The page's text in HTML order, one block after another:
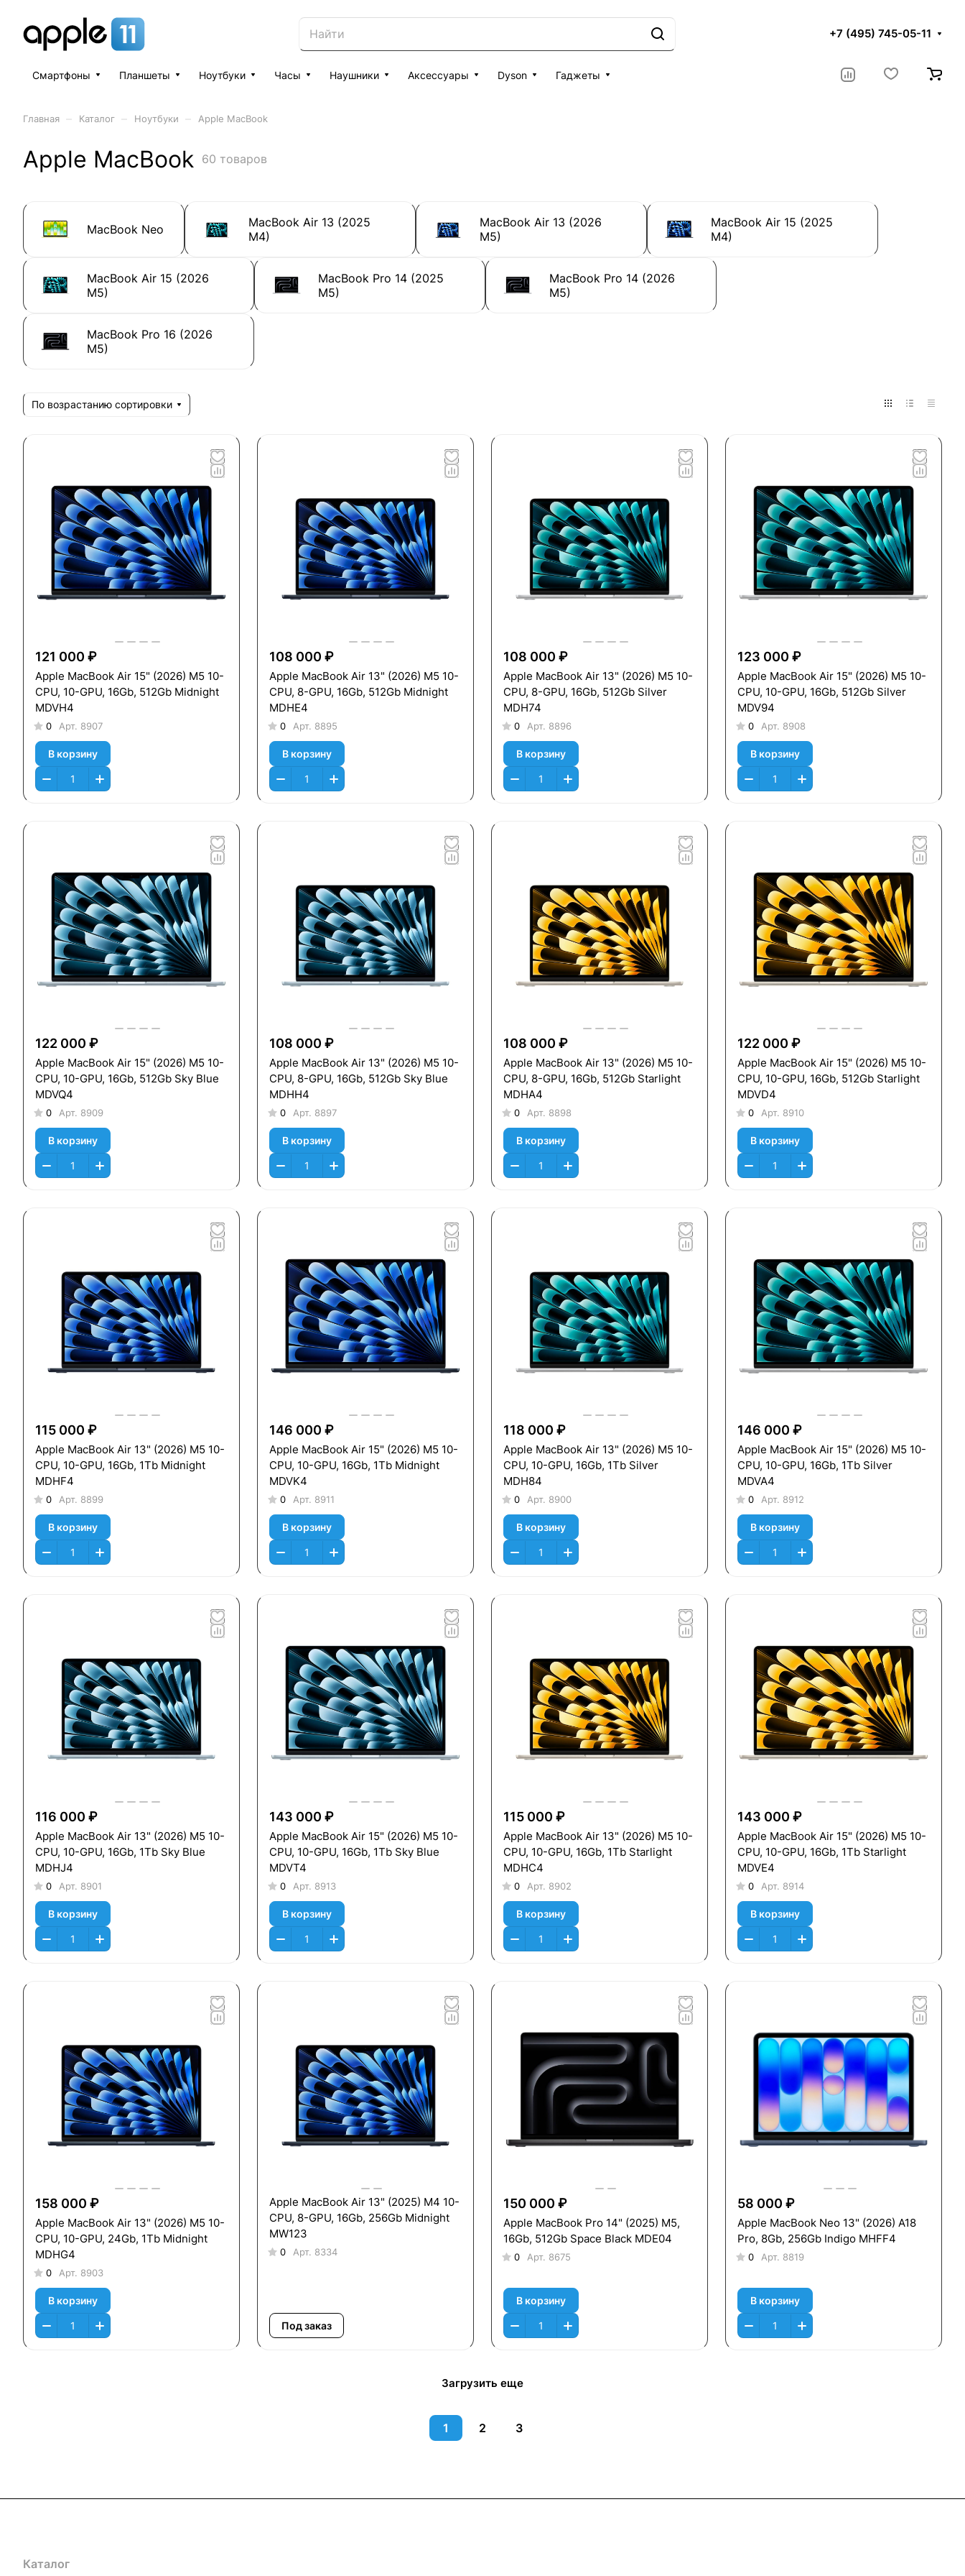
+7 (495) 745-05-11
Смартфоны Планшеты Ноутбуки Часы Наушники Аксессуары Dyson Гаджеты
Главная Каталог Ноутбуки Apple MacBook
Apple MacBook 60 товаров
MacBook Neo
MacBook Air 13 (2025
M4)
MacBook Air 13 (2026
M5)
MacBook Air 15 (2025
M4)
MacBook Air 15 (2026
M5)
MacBook Pro 14 (2025
M5)
MacBook Pro 14 (2026
M5)
MacBook Pro 16 (2026
M5)
По возрастанию сортировки
121 000 ₽
Apple MacBook Air 15" (2026) M5 10-
CPU, 10-GPU, 16Gb, 512Gb Midnight
MDVH4
0 Арт. 8907
В корзину
108 000 ₽
Apple MacBook Air 13" (2026) M5 10-
CPU, 8-GPU, 16Gb, 512Gb Midnight
MDHE4
0 Арт. 8895
В корзину
108 000 ₽
Apple MacBook Air 13" (2026) M5 10-
CPU, 8-GPU, 16Gb, 512Gb Silver
MDH74
0 Арт. 8896
В корзину
123 000 ₽
Apple MacBook Air 15" (2026) M5 10-
CPU, 10-GPU, 16Gb, 512Gb Silver
MDV94
0 Арт. 8908
В корзину
122 000 ₽
Apple MacBook Air 15" (2026) M5 10-
CPU, 10-GPU, 16Gb, 512Gb Sky Blue
MDVQ4
0 Арт. 8909
В корзину
108 000 ₽
Apple MacBook Air 13" (2026) M5 10-
CPU, 8-GPU, 16Gb, 512Gb Sky Blue
MDHH4
0 Арт. 8897
В корзину
108 000 ₽
Apple MacBook Air 13" (2026) M5 10-
CPU, 8-GPU, 16Gb, 512Gb Starlight
MDHA4
0 Арт. 8898
В корзину
122 000 ₽
Apple MacBook Air 15" (2026) M5 10-
CPU, 10-GPU, 16Gb, 512Gb Starlight
MDVD4
0 Арт. 8910
В корзину
115 000 ₽
Apple MacBook Air 13" (2026) M5 10-
CPU, 10-GPU, 16Gb, 1Tb Midnight
MDHF4
0 Арт. 8899
В корзину
146 000 ₽
Apple MacBook Air 15" (2026) M5 10-
CPU, 10-GPU, 16Gb, 1Тb Midnight
MDVK4
0 Арт. 8911
В корзину
118 000 ₽
Apple MacBook Air 13" (2026) M5 10-
CPU, 10-GPU, 16Gb, 1Tb Silver
MDH84
0 Арт. 8900
В корзину
146 000 ₽
Apple MacBook Air 15" (2026) M5 10-
CPU, 10-GPU, 16Gb, 1Тb Silver
MDVA4
0 Арт. 8912
В корзину
116 000 ₽
Apple MacBook Air 13" (2026) M5 10-
CPU, 10-GPU, 16Gb, 1Тb Sky Blue
MDHJ4
0 Арт. 8901
В корзину
143 000 ₽
Apple MacBook Air 15" (2026) M5 10-
CPU, 10-GPU, 16Gb, 1Тb Sky Blue
MDVT4
0 Арт. 8913
В корзину
115 000 ₽
Apple MacBook Air 13" (2026) M5 10-
CPU, 10-GPU, 16Gb, 1Тb Starlight
MDHC4
0 Арт. 8902
В корзину
143 000 ₽
Apple MacBook Air 15" (2026) M5 10-
CPU, 10-GPU, 16Gb, 1Тb Starlight
MDVE4
0 Арт. 8914
В корзину
158 000 ₽
Apple MacBook Air 13" (2026) M5 10-
CPU, 10-GPU, 24Gb, 1Тb Midnight
MDHG4
0 Арт. 8903
В корзину
Apple MacBook Air 13" (2025) M4 10-
CPU, 8-GPU, 16Gb, 256Gb Midnight
MW123
0 Арт. 8334
Под заказ
150 000 ₽
Apple MacBook Pro 14" (2025) M5,
16Gb, 512Gb Space Black MDE04
0 Арт. 8675
В корзину
58 000 ₽
Apple MacBook Neo 13" (2026) A18
Pro, 8Gb, 256Gb Indigo MHFF4
0 Арт. 8819
В корзину
Загрузить еще
1 2 3
Каталог